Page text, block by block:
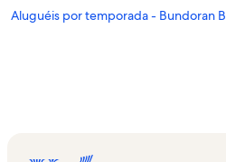
Aluguéis por temporada - Bundoran